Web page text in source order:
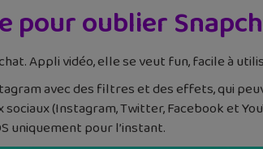
pour oublier
Appli vidéo, elle se veut fun, facile à
avec des filtres et des effets, qui
(Instagram, Twitter, Facebook et
uniquement pour l’instant.